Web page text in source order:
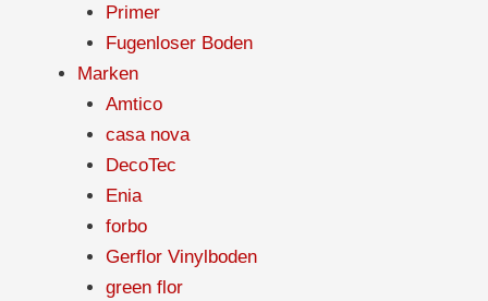
Primer
Fugenloser Boden
Marken
Amtico
casa nova
DecoTec
Enia
forbo
Gerflor Vinylboden
green flor